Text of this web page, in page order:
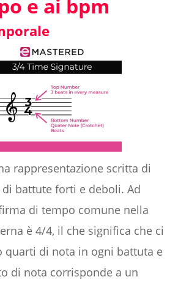
e ai bpm
rappresentazione scritta di
battute forti e deboli. Ad
di tempo comune nella
è 4/4, il che significa che ci
quarti di nota in ogni battuta e
di nota corrisponde a un